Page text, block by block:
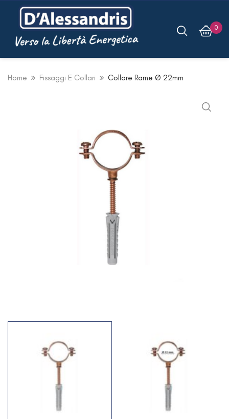
0
Home Fissaggi E Collari Collare Rame Ø 22mm